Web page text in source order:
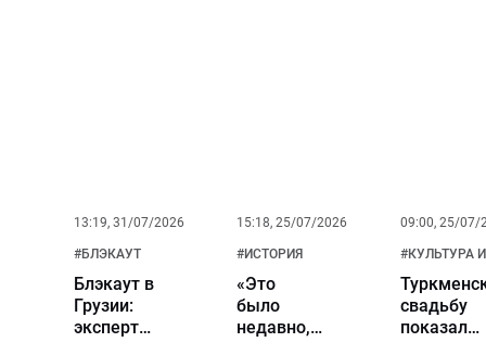
13:19, 31/07/2026 15:18, 25/07/2026 09:00, 25/07/
#БЛЭКАУТ
Блэкаут в
Грузии:
эксперты
#ИСТОРИЯ
«Это
было
недавно,
#КУЛЬТУРА
свадьбу
показали